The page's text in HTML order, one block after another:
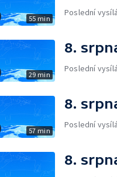
55 min
Poslední
29 min
8.
Poslední
57 min
8.
Poslední
8.